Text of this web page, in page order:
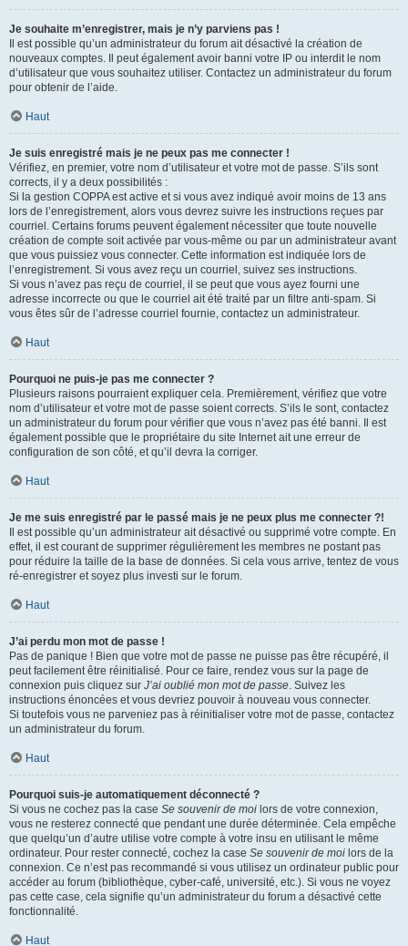
Je souhaite m’enregistrer, mais je n’y parviens pas !
Il est possible qu’un administrateur du forum ait désactivé la création de
nouveaux comptes. Il peut également avoir banni votre IP ou interdit le nom
d’utilisateur que vous souhaitez utiliser. Contactez un administrateur du forum
pour obtenir de l’aide.
Haut
Je suis enregistré mais je ne peux pas me connecter !
Vérifiez, en premier, votre nom d’utilisateur et votre mot de passe. S’ils sont
corrects, il y a deux possibilités :
Si la gestion COPPA est active et si vous avez indiqué avoir moins de 13 ans
lors de l’enregistrement, alors vous devrez suivre les instructions reçues par
courriel. Certains forums peuvent également nécessiter que toute nouvelle
création de compte soit activée par vous-même ou par un administrateur avant
que vous puissiez vous connecter. Cette information est indiquée lors de
l’enregistrement. Si vous avez reçu un courriel, suivez ses instructions.
Si vous n’avez pas reçu de courriel, il se peut que vous ayez fourni une
adresse incorrecte ou que le courriel ait été traité par un filtre anti-spam. Si
vous êtes sûr de l’adresse courriel fournie, contactez un administrateur.
Haut
Pourquoi ne puis-je pas me connecter ?
Plusieurs raisons pourraient expliquer cela. Premièrement, vérifiez que votre
nom d’utilisateur et votre mot de passe soient corrects. S’ils le sont, contactez
un administrateur du forum pour vérifier que vous n’avez pas été banni. Il est
également possible que le propriétaire du site Internet ait une erreur de
configuration de son côté, et qu’il devra la corriger.
Haut
Je me suis enregistré par le passé mais je ne peux plus me connecter ?!
Il est possible qu’un administrateur ait désactivé ou supprimé votre compte. En
effet, il est courant de supprimer régulièrement les membres ne postant pas
pour réduire la taille de la base de données. Si cela vous arrive, tentez de vous
ré-enregistrer et soyez plus investi sur le forum.
Haut
J’ai perdu mon mot de passe !
Pas de panique ! Bien que votre mot de passe ne puisse pas être récupéré, il
peut facilement être réinitialisé. Pour ce faire, rendez vous sur la page de
connexion puis cliquez sur J’ai oublié mon mot de passe. Suivez les
instructions énoncées et vous devriez pouvoir à nouveau vous connecter.
Si toutefois vous ne parveniez pas à réinitialiser votre mot de passe, contactez
un administrateur du forum.
Haut
Pourquoi suis-je automatiquement déconnecté ?
Si vous ne cochez pas la case Se souvenir de moi lors de votre connexion,
vous ne resterez connecté que pendant une durée déterminée. Cela empêche
que quelqu’un d’autre utilise votre compte à votre insu en utilisant le même
ordinateur. Pour rester connecté, cochez la case Se souvenir de moi lors de la
connexion. Ce n’est pas recommandé si vous utilisez un ordinateur public pour
accéder au forum (bibliothèque, cyber-café, université, etc.). Si vous ne voyez
pas cette case, cela signifie qu’un administrateur du forum a désactivé cette
fonctionnalité.
Haut